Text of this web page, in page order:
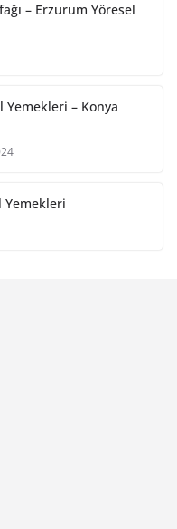
– Erzurum Yöresel
Yemekleri – Konya
Yemekleri